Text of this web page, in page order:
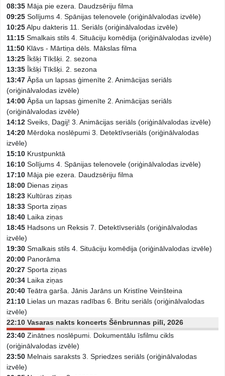
08:35 Māja pie ezera. Daudzsēriju filma
09:25 Solījums 4. Spānijas telenovele (oriģinālvalodas izvēle)
10:25Alpu dakteris 11. Seriāls (oriģinālvalodas izvēle)
11:15 Smalkais stils 4. Situāciju komēdija (oriģinālvalodas izvēle)
11:50 Klāvs - Mārtiņa dēls. Mākslas filma
13:25 Īkšķi Tīkšķi. 2. sezona
13:35 Īkšķi Tīkšķi. 2. sezona
13:47 Āpša un lapsas ģimenīte 2. Animācijas seriāls
(oriģinālvalodas izvēle)
14:00 Āpša un lapsas ģimenīte 2. Animācijas seriāls
(oriģinālvalodas izvēle)
14:12 Sveiks, Dagij! 3. Animācijas seriāls (oriģinālvalodas izvēle)
14:20 Mērdoka noslēpumi 3. Detektīvseriāls (oriģinālvalodas
izvēle)
15:10 Krustpunktā
16:10 Solījums 4. Spānijas telenovele (oriģinālvalodas izvēle)
17:10 Māja pie ezera. Daudzsēriju filma
18:00 Dienas ziņas
18:23 Kultūras ziņas
18:33 Sporta ziņas
18:40 Laika ziņas
18:45 Hadsons un Reksis 7. Detektīvseriāls (oriģinālvalodas
izvēle)
19:30 Smalkais stils 4. Situāciju komēdija (oriģinālvalodas izvēle)
20:00 Panorāma
20:27 Sporta ziņas
20:34 Laika ziņas
20:40 Teātra garša. Jānis Jarāns un Kristīne Veinšteina
21:10 Lielas un mazas radības 6. Britu seriāls (oriģinālvalodas
izvēle)
22:10 Vasaras nakts koncerts Šēnbrunnas pilī, 2026
23:40 Zinātnes noslēpumi. Dokumentālu īsfilmu cikls
(oriģinālvalodas izvēle)
23:50 Melnais saraksts 3. Spriedzes seriāls (oriģinālvalodas
izvēle)